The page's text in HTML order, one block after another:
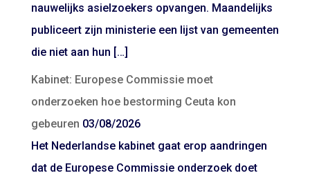
nauwelijks asielzoekers opvangen. Maandelijks
publiceert zijn ministerie een lijst van gemeenten
die niet aan hun […]
Kabinet: Europese Commissie moet
onderzoeken hoe bestorming Ceuta kon
gebeuren 03/08/2026
Het Nederlandse kabinet gaat erop aandringen
dat de Europese Commissie onderzoek doet